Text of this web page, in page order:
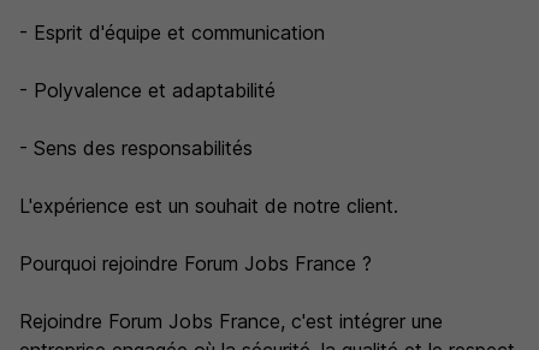
- Esprit d'équipe et communication
- Polyvalence et adaptabilité
- Sens des responsabilités
L'expérience est un souhait de notre client.
Pourquoi rejoindre Forum Jobs France ?
Rejoindre Forum Jobs France, c'est intégrer une